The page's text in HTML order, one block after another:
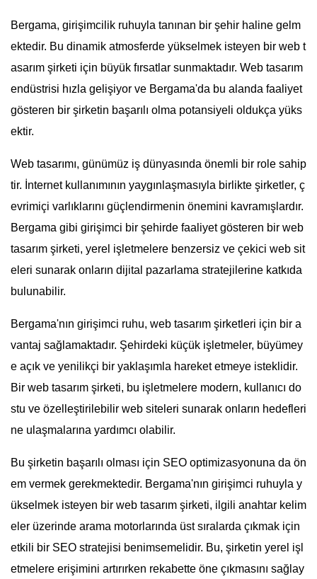
Bergama, girişimcilik ruhuyla tanınan bir şehir haline gelm
ektedir. Bu dinamik atmosferde yükselmek isteyen bir web t
asarım şirketi için büyük fırsatlar sunmaktadır. Web tasarım
endüstrisi hızla gelişiyor ve Bergama'da bu alanda faaliyet
gösteren bir şirketin başarılı olma potansiyeli oldukça yüks
ektir.
Web tasarımı, günümüz iş dünyasında önemli bir role sahip
tir. İnternet kullanımının yaygınlaşmasıyla birlikte şirketler, ç
evrimiçi varlıklarını güçlendirmenin önemini kavramışlardır.
Bergama gibi girişimci bir şehirde faaliyet gösteren bir web
tasarım şirketi, yerel işletmelere benzersiz ve çekici web sit
eleri sunarak onların dijital pazarlama stratejilerine katkıda
bulunabilir.
Bergama'nın girişimci ruhu, web tasarım şirketleri için bir a
vantaj sağlamaktadır. Şehirdeki küçük işletmeler, büyümey
e açık ve yenilikçi bir yaklaşımla hareket etmeye isteklidir.
Bir web tasarım şirketi, bu işletmelere modern, kullanıcı do
stu ve özelleştirilebilir web siteleri sunarak onların hedefleri
ne ulaşmalarına yardımcı olabilir.
Bu şirketin başarılı olması için SEO optimizasyonuna da ön
em vermek gerekmektedir. Bergama'nın girişimci ruhuyla y
ükselmek isteyen bir web tasarım şirketi, ilgili anahtar kelim
eler üzerinde arama motorlarında üst sıralarda çıkmak için
etkili bir SEO stratejisi benimsemelidir. Bu, şirketin yerel işl
etmelere erişimini artırırken rekabette öne çıkmasını sağlay